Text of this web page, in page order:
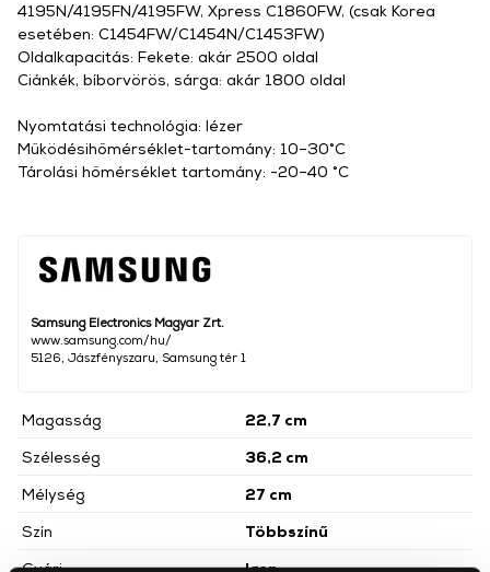
Samsung Electronics Magyar Zrt.
www.samsung.com/hu/
5126, Jászfényszaru, Samsung tér 1
Magasság
22,7 cm
Szélesség
36,2 cm
Mélység
27 cm
Szín
Többszínű
Gyári
Igen
4195N/4195FN/4195FW, Xpress C1860FW, (csak Korea
esetében: C1454FW/C1454N/C1453FW)
Oldalkapacitás: Fekete: akár 2500 oldal
Ciánkék, bíborvörös, sárga: akár 1800 oldal
Nyomtatási technológia: lézer
Működésihőmérséklet-tartomány: 10–30°C
Tárolási hőmérséklet tartomány: -20–40 °C